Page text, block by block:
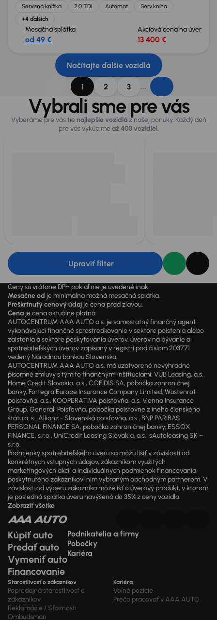
Servisná knižka 2.0 TDI Automat
Serv.kniha
+4 ďalších
Mesačná splátka
od 49 €
Akciová cena na úver
13 400 €
Načítajte ďalšie vozidlá
1 2 3 ...
Vybrali sme pre vás
Vyberáme pre vás tie najlepšie vozidláz našej ponuky. Každý deň
pre vás vykúpimeaž 400 vozidiel.
Upraviť filter
Ceny sú vrátane DPH pokiaľ nie je uvedené inak.
Mesačne od je minimálna možná mesačná splátka.
Preškrtnutý cenový údaj je cena pred zľavou.
Cena je cena aktuálne platná.
AUTOCENTRUM AAA AUTO a.s. je samostatný finančný agent
vykonávajúci finančné sprostredkovanie v sektore poistenia alebo
zaistenia a sektore poskytovania úverov, úverov na bývanie a
spotrebiteľských úverov zapísaný v registri pod číslom 203771
vedený Národnou bankou Slovenska.
AUTOCENTRUM AAA AUTO a.s. má uzatvorené nevýhradné
písomné zmluvy s týmito finančnými inštitúciami: VÚB Leasing, a.s.,
Home Credit Slovakia, a.s., COFIDIS SA, pobočka zahraničnej
banky, Fortegra Europe Insurance Company Limited, Wüstenrot
poisťovňa, a.s., KOOPERATIVA poisťovňa, a.s. Vienna Insurance
Group, Generali Poisťovňa, pobočka poisťovne z iného členského
štátu a. s., Allianz - Slovenská poisťovňa, a.s., BNP PARIBAS
PERSONAL FINANCE SA, pobočka zahraničnej banky, ESSOX
FINANCE, s.r.o., UniCredit Leasing Slovakia, a.s., sAutoleasing SK –
s.r.o.
Podmienky spotrebiteľského úveru sa môžu líšiť v závislosti od
konkrétnych vstupných údajov, zákazníkom využitých
marketingových akcií a individuálnych podmienok financovania
poskytnutého zákazníkovi ním vybraným obchodným partnerom. V
závislosti od výberu zákazníka môže ísť o úverový produkt, v ktorom
je posledná splátka úveru navýšená do 35% z ceny vozidla.
Zobraziť všetko
Kúpiť auto
Predať auto
Vymeniť auto
Financovanie
Podnikatelia a firmy
Pobočky
Kariéra
Starostlivosť o zákazníkov
Popredajná starostlivosť o
zákazníkov
Reklamácie / Sťažnosti
Ombudsman
Kariéra
Voľné pozície
Prečo pracovať v AAA AUTO